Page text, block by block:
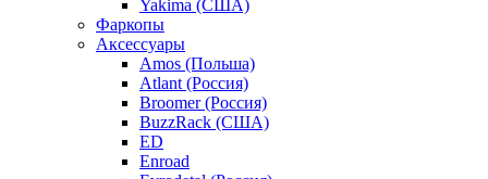
Yakima (США)
Фаркопы
Аксессуары
Amos (Польша)
Atlant (Россия)
Broomer (Россия)
BuzzRack (США)
ED
Enroad